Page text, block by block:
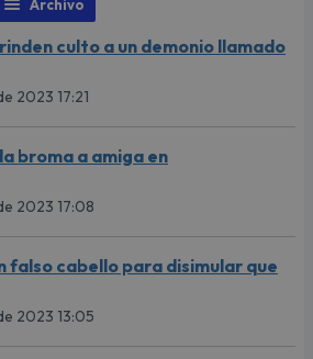
Archivo
culto a un demonio llamado
2023 17:21
broma a amiga en
2023 17:08
falso cabello para disimular que
2023 13:05